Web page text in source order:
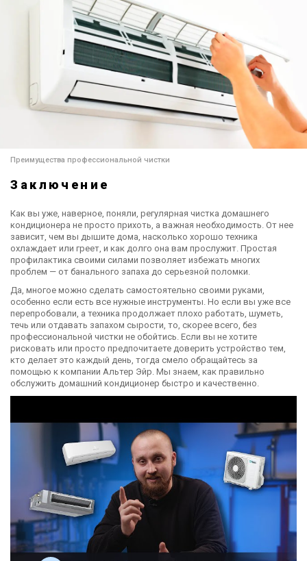
Преимущества профессиональной чистки
Заключение
Как вы уже, наверное, поняли, регулярная чистка домашнего
кондиционера не просто прихоть, а важная необходимость. От нее
зависит, чем вы дышите дома, насколько хорошо техника
охлаждает или греет, и как долго она вам прослужит. Простая
профилактика своими силами позволяет избежать многих
проблем — от банального запаха до серьезной поломки.
Да, многое можно сделать самостоятельно своими руками,
особенно если есть все нужные инструменты. Но если вы уже все
перепробовали, а техника продолжает плохо работать, шуметь,
течь или отдавать запахом сырости, то, скорее всего, без
профессиональной чистки не обойтись. Если вы не хотите
рисковать или просто предпочитаете доверить устройство тем,
кто делает это каждый день, тогда смело обращайтесь за
помощью к компании Альтер Эйр. Мы знаем, как правильно
обслужить домашний кондиционер быстро и качественно.